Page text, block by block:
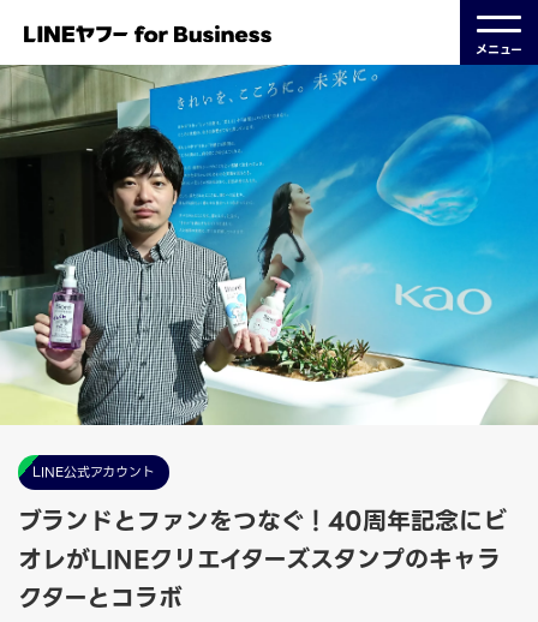
メニュー
LINE公式アカウント
ブランドとファンをつなぐ！40周年記念にビ
オレがLINEクリエイターズスタンプのキャラ
クターとコラボ